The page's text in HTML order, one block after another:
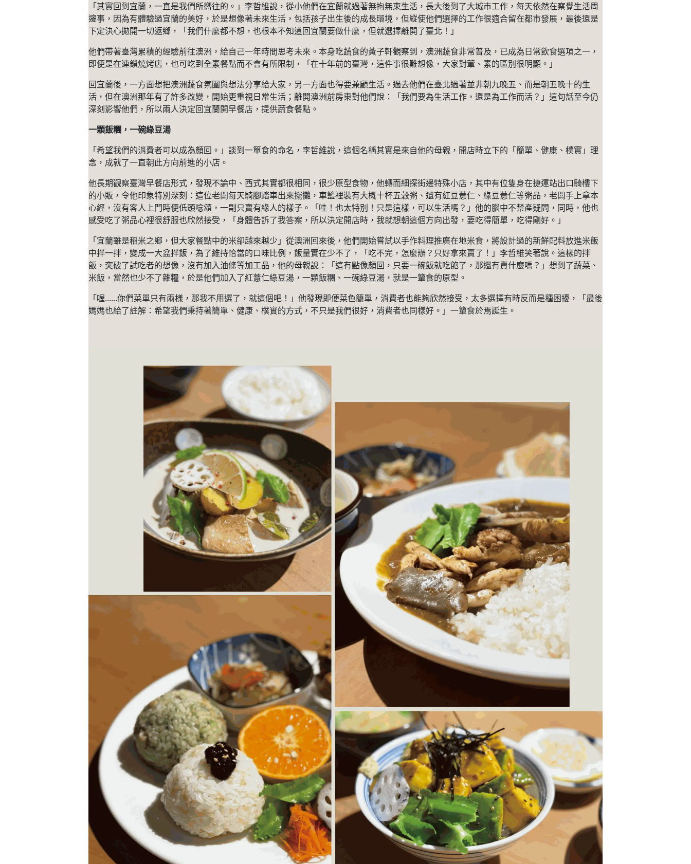
「其實回到宜蘭，一直是我們所嚮往的。」李哲維說，從小他們在宜蘭就過著無拘無束生活，長大後到了大城市工作，每天依然在察覺生活周
邊事，因為有體驗過宜蘭的美好，於是想像著未來生活，包括孩子出生後的成長環境，但縱使他們選擇的工作很適合留在都市發展，最後還是
下定決心拋開一切返鄉，「我們什麼都不想，也根本不知道回宜蘭要做什麼，但就選擇離開了臺北！」
他們帶著臺灣累積的經驗前往澳洲，給自己一年時間思考未來。本身吃蔬食的黃子軒觀察到，澳洲蔬食非常普及，已成為日常飲食選項之一，
即便是在連鎖燒烤店，也可吃到全素餐點而不會有所限制，「在十年前的臺灣，這件事很難想像，大家對葷、素的區別很明顯。」
回宜蘭後，一方面想把澳洲蔬食氛圍與想法分享給大家，另一方面也得要兼顧生活。過去他們在臺北過著並非朝九晚五、而是朝五晚十的生
活，但在澳洲那年有了許多改變，開始更重視日常生活；離開澳洲前房東對他們說：「我們要為生活工作，還是為工作而活？」這句話至今仍
深刻影響他們，所以兩人決定回宜蘭開早餐店，提供蔬食餐點。
一顆飯糰，一碗綠豆湯
「希望我們的消費者可以成為顏回。」談到一簞食的命名，李哲維說，這個名稱其實是來自他的母親，開店時立下的「簡單、健康、樸實」理
念，成就了一直朝此方向前進的小店。
他長期觀察臺灣早餐店形式，發現不論中、西式其實都很相同，很少原型食物，他轉而細探街邊特殊小店，其中有位隻身在捷運站出口騎樓下
的小販，令他印象特別深刻：這位老闆每天騎腳踏車出來擺攤，車籃裡裝有大概十杯五穀粥、還有紅豆薏仁、綠豆薏仁等粥品，老闆手上拿本
心經，沒有客人上門時便低頭唸頌，一副只賣有緣人的樣子。「哇！也太特別！只是這樣，可以生活嗎？」他的腦中不禁產疑問，同時，他也
感受吃了粥品心裡很舒服也欣然接受，「身體告訴了我答案，所以決定開店時，我就想朝這個方向出發，要吃得簡單，吃得剛好。」
「宜蘭雖是稻米之鄉，但大家餐點中的米卻越來越少」從澳洲回來後，他們開始嘗試以手作料理推廣在地米食，將設計過的新鮮配料放進米飯
中拌一拌，變成一大盆拌飯，為了維持恰當的口味比例，飯量實在少不了，「吃不完，怎麼辦？只好拿來賣了！」李哲維笑著說。這樣的拌
飯，突破了試吃者的想像，沒有加入油條等加工品，他的母親說：「這有點像顏回，只要一碗飯就吃飽了，那還有賣什麼嗎？」想到了蔬菜、
米飯，當然也少不了雜糧，於是他們加入了紅薏仁綠豆湯，一顆飯糰、一碗綠豆湯，就是一簞食的原型。
「喔......你們菜單只有兩樣，那我不用選了，就這個吧！」他發現即便菜色簡單，消費者也能夠欣然接受，太多選擇有時反而是種困擾，「最後
媽媽也給了註解：希望我們秉持著簡單、健康、樸實的方式，不只是我們很好，消費者也同樣好。」一簞食於焉誕生。